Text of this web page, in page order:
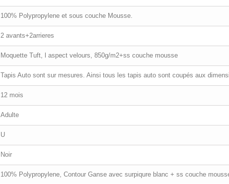
100% Polypropylene et sous couche Mousse.
2 avants+2arrieres
Moquette Tuft, l aspect velours, 850g/m2+ss couche mousse
Tapis Auto sont sur mesures. Ainsi tous les tapis auto sont coupés aux
12 mois
Adulte
U
Noir
100% Polypropylene, Contour Ganse avec surpiqure blanc + ss couche